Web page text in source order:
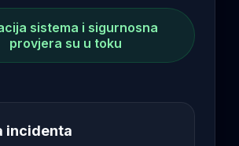
sistema i sigurnosna
provjera su u toku
incidenta